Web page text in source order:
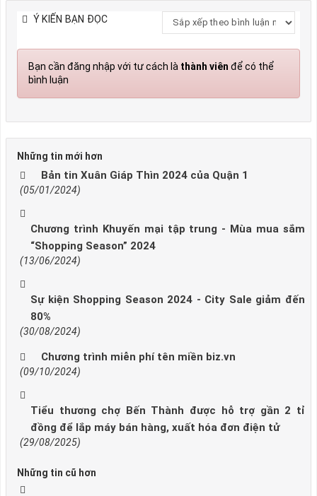
Ý KIẾN BẠN ĐỌC
Bạn cần đăng nhập với tư cách là thành viên để có thể
bình luận
Những tin mới hơn
Bản tin Xuân Giáp Thìn 2024 của Quận 1
(05/01/2024)
Chương trình Khuyến mại tập trung - Mùa mua sắm
“Shopping Season” 2024
(13/06/2024)
Sự kiện Shopping Season 2024 - City Sale giảm đến
80%
(30/08/2024)
Chương trình miễn phí tên miền biz.vn
(09/10/2024)
Tiểu thương chợ Bến Thành được hỗ trợ gần 2 tỉ
đồng để lắp máy bán hàng, xuất hóa đơn điện tử
(29/08/2025)
Những tin cũ hơn